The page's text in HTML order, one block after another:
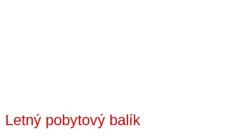
Letný pobytový balík